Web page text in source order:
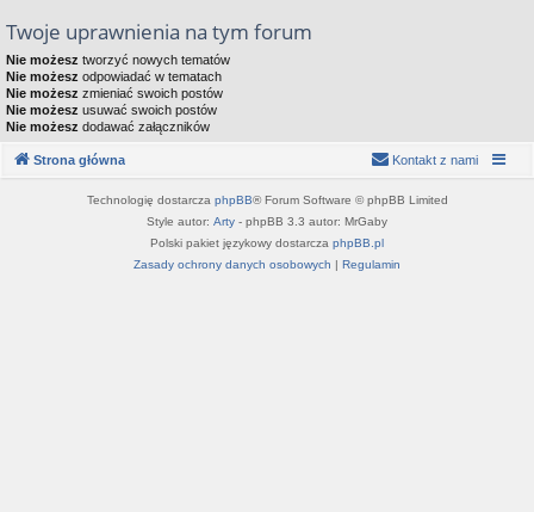
Twoje uprawnienia na tym forum
Nie możesz tworzyć nowych tematów
Nie możesz odpowiadać w tematach
Nie możesz zmieniać swoich postów
Nie możesz usuwać swoich postów
Nie możesz dodawać załączników
Strona główna Kontakt z nami
Technologię dostarcza phpBB® Forum Software © phpBB Limited
Style autor: Arty - phpBB 3.3 autor: MrGaby
Polski pakiet językowy dostarcza phpBB.pl
Zasady ochrony danych osobowych | Regulamin